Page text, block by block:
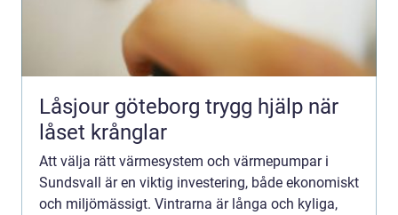
Låsjour göteborg trygg hjälp när
låset krånglar
Att välja rätt värmesystem och värmepumpar i
Sundsvall är en viktig investering, både ekonomiskt
och miljömässigt. Vintrarna är långa och kyliga,